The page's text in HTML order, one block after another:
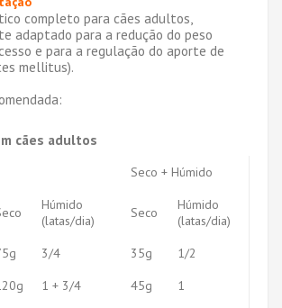
completo para cães adultos,
adaptado para a redução do peso
e para a regulação do aporte de
mellitus).
cães adultos
Seco + Húmido
Húmido
(latas/dia)
Seco
Húmido
(latas/dia)
3/4 35g
1/2
1 + 3/4 45g
1